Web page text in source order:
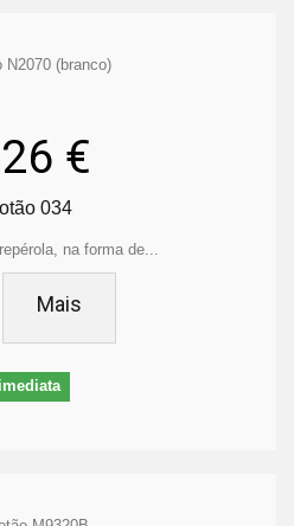
€
034
na forma de...
Mais
imediata